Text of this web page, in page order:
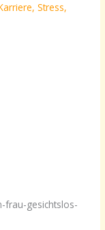
frau-gesichtslos-